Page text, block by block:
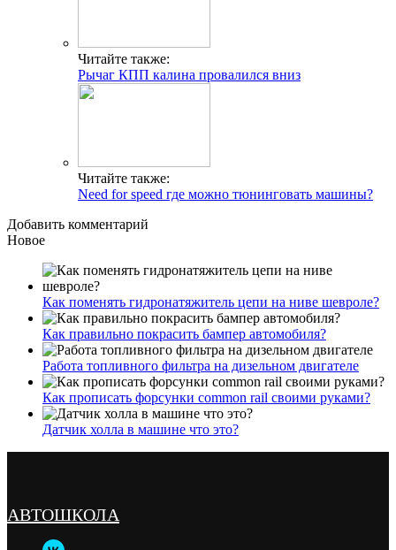
Читайте также:
Рычаг КПП калина провалился вниз
Читайте также:
Need for speed где можно тюнинговать машины?
Добавить комментарий
Новое
Как поменять гидронатяжитель цепи на ниве шевроле?
Как правильно покрасить бампер автомобиля?
Работа топливного фильтра на дизельном двигателе
Как прописать форсунки common rail своими руками?
Датчик холла в машине что это?
АВТОШКОЛА